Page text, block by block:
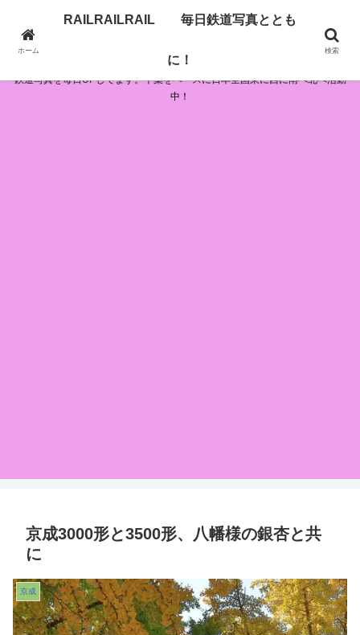
RAILRAILRAIL 毎日鉄道写真とともに！
鉄道写真を毎日UPしてます。千葉をベースに日本全国東に西に南へ北へ活動
中！
京成3000形と3500形、八幡様の銀杏と共
に
京成
ホーム
RAILRAILRAIL 毎日鉄道写真ととも
に！
検索